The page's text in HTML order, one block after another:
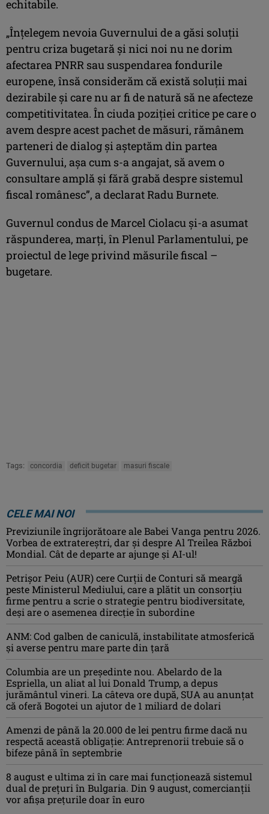
echitabile.
„Înţelegem nevoia Guvernului de a găsi soluţii
pentru criza bugetară şi nici noi nu ne dorim
afectarea PNRR sau suspendarea fondurile
europene, însă considerăm că există soluţii mai
dezirabile şi care nu ar fi de natură să ne afecteze
competitivitatea. În ciuda poziţiei critice pe care o
avem despre acest pachet de măsuri, rămânem
parteneri de dialog şi aşteptăm din partea
Guvernului, aşa cum s-a angajat, să avem o
consultare amplă şi fără grabă despre sistemul
fiscal românesc”, a declarat Radu Burnete.
Guvernul condus de Marcel Ciolacu şi-a asumat
răspunderea, marţi, în Plenul Parlamentului, pe
proiectul de lege privind măsurile fiscal –
bugetare.
Tags: concordia deficit bugetar masuri fiscale
CELE MAI NOI
Previziunile îngrijorătoare ale Babei Vanga pentru 2026.
Vorbea de extratereștri, dar și despre Al Treilea Război
Mondial. Cât de departe ar ajunge și AI-ul!
Petrişor Peiu (AUR) cere Curții de Conturi să meargă
peste Ministerul Mediului, care a plătit un consorţiu
firme pentru a scrie o strategie pentru biodiversitate,
deşi are o asemenea direcție în subordine
ANM: Cod galben de caniculă, instabilitate atmosferică
și averse pentru mare parte din țară
Columbia are un președinte nou. Abelardo de la
Espriella, un aliat al lui Donald Trump, a depus
jurământul vineri. La câteva ore după, SUA au anunțat
că oferă Bogotei un ajutor de 1 miliard de dolari
Amenzi de până la 20.000 de lei pentru firme dacă nu
respectă această obligație: Antreprenorii trebuie să o
bifeze până în septembrie
8 august e ultima zi în care mai funcționează sistemul
dual de prețuri în Bulgaria. Din 9 august, comercianții
vor afișa prețurile doar în euro